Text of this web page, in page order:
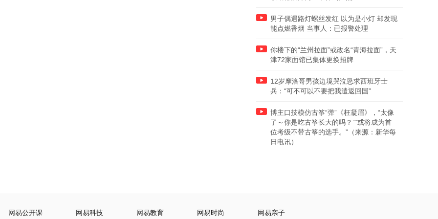
男子偶遇路灯螺丝发红 以为是小灯 却发现
能点燃香烟 当事人：已报警处理
你楼下的“兰州拉面”或改名“青海拉面”，天
津72家面馆已集体更换招牌
12岁摩洛哥男孩边境哭泣恳求西班牙士
兵：“可不可以不要把我遣返回国”
博主口技模仿古筝“弹”《枉凝眉》，“太像
了～你是吃古筝长大的吗？”“或将成为首
位考级不带古筝的选手。”（来源：新华每
日电讯）
网易公开课 网易科技 网易教育 网易时尚 网易亲子